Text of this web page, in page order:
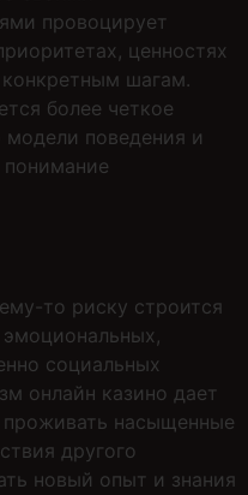
провоцирует
ценностях
шагам.
более четкое
поведения и
то риску строится
социальных
онлайн казино дает
насыщенные
другого
новый опыт и знания